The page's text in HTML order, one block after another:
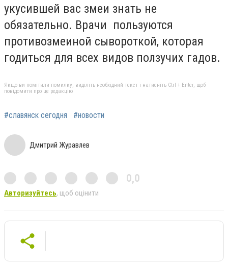
укусившей вас змеи знать не
обязательно. Врачи пользуются
противозмеиной сывороткой, которая
годиться для всех видов ползучих гадов.
Якщо ви помітили помилку, виділіть необхідний текст і натисніть Ctrl + Enter, щоб
повідомити про це редакцію
#славянск сегодня #новости
Дмитрий Журавлев
0,0
Авторизуйтесь, щоб оцінити